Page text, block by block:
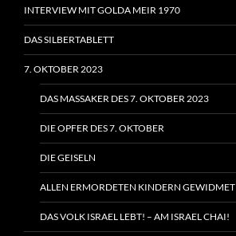
INTERVIEW MIT GOLDA MEIR 1970
DAS SILBERTABLETT
7. OKTOBER 2023
DAS MASSAKER DES 7. OKTOBER 2023
DIE OPFER DES 7. OKTOBER
DIE GEISELN
ALLEN ERMORDETEN KINDERN GEWIDMET
DAS VOLK ISRAEL LEBT! – AM ISRAEL CHAI!